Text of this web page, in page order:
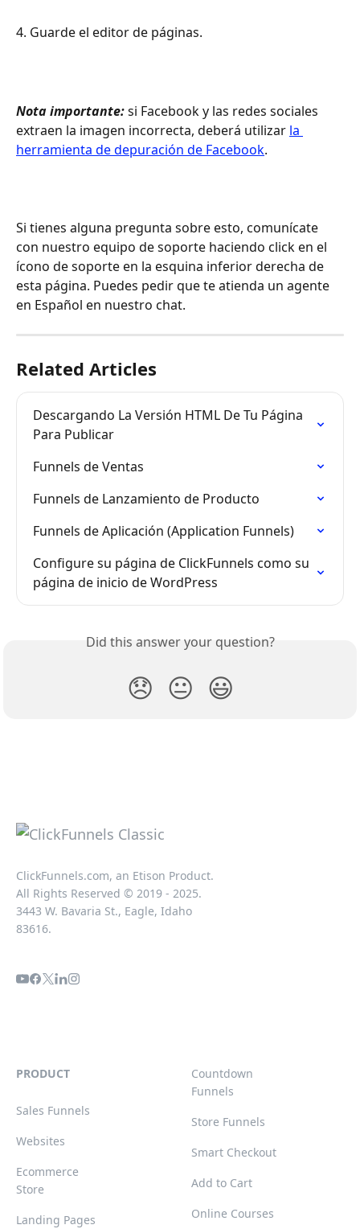
4. Guarde el editor de páginas.
Nota importante: si Facebook y las redes sociales
extraen la imagen incorrecta, deberá utilizar la
herramienta de depuración de Facebook.
Si tienes alguna pregunta sobre esto, comunícate
con nuestro equipo de soporte haciendo click en el
ícono de soporte en la esquina inferior derecha de
esta página. Puedes pedir que te atienda un agente
en Español en nuestro chat.
Related Articles
Descargando La Versión HTML De Tu Página
Para Publicar
Funnels de Ventas
Funnels de Lanzamiento de Producto
Funnels de Aplicación (Application Funnels)
Configure su página de ClickFunnels como su
página de inicio de WordPress
Did this answer your question?
😞 😐 😃
ClickFunnels.com, an Etison Product.
All Rights Reserved © 2019 - 2025.
3443 W. Bavaria St., Eagle, Idaho
83616.
PRODUCT
Sales Funnels
Websites
Ecommerce
Store
Landing Pages
Countdown
Funnels
Store Funnels
Smart Checkout
Add to Cart
Online Courses